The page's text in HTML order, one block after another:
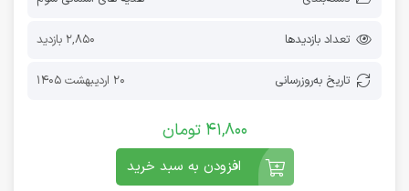
تعداد بازدیدها 2,850 بازدید
تاریخ به‌روز‌رسانی 20 اردیبهشت 1405
41,800 تومان
افزودن به سبد خرید